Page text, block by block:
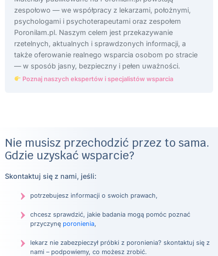
zespołowo — we współpracy z lekarzami, położnymi,
psychologami i psychoterapeutami oraz zespołem
Poronilam.pl. Naszym celem jest przekazywanie
rzetelnych, aktualnych i sprawdzonych informacji, a
także oferowanie realnego wsparcia osobom po stracie
— w sposób jasny, bezpieczny i pełen uważności.
Poznaj naszych ekspertów i specjalistów wsparcia
Nie musisz przechodzić przez to sama.
Gdzie uzyskać wsparcie?
Skontaktuj się z nami, jeśli:
potrzebujesz informacji o swoich prawach,
chcesz sprawdzić, jakie badania mogą pomóc poznać
przyczynę poronienia,
lekarz nie zabezpieczył próbki z poronienia? skontaktuj się z
nami – podpowiemy, co możesz zrobić.